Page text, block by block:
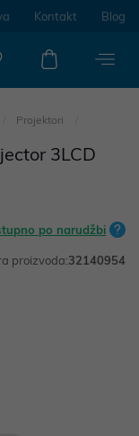
Kontakt Blog
Projektori
3LCD
po narudžbi
proizvoda:32140954